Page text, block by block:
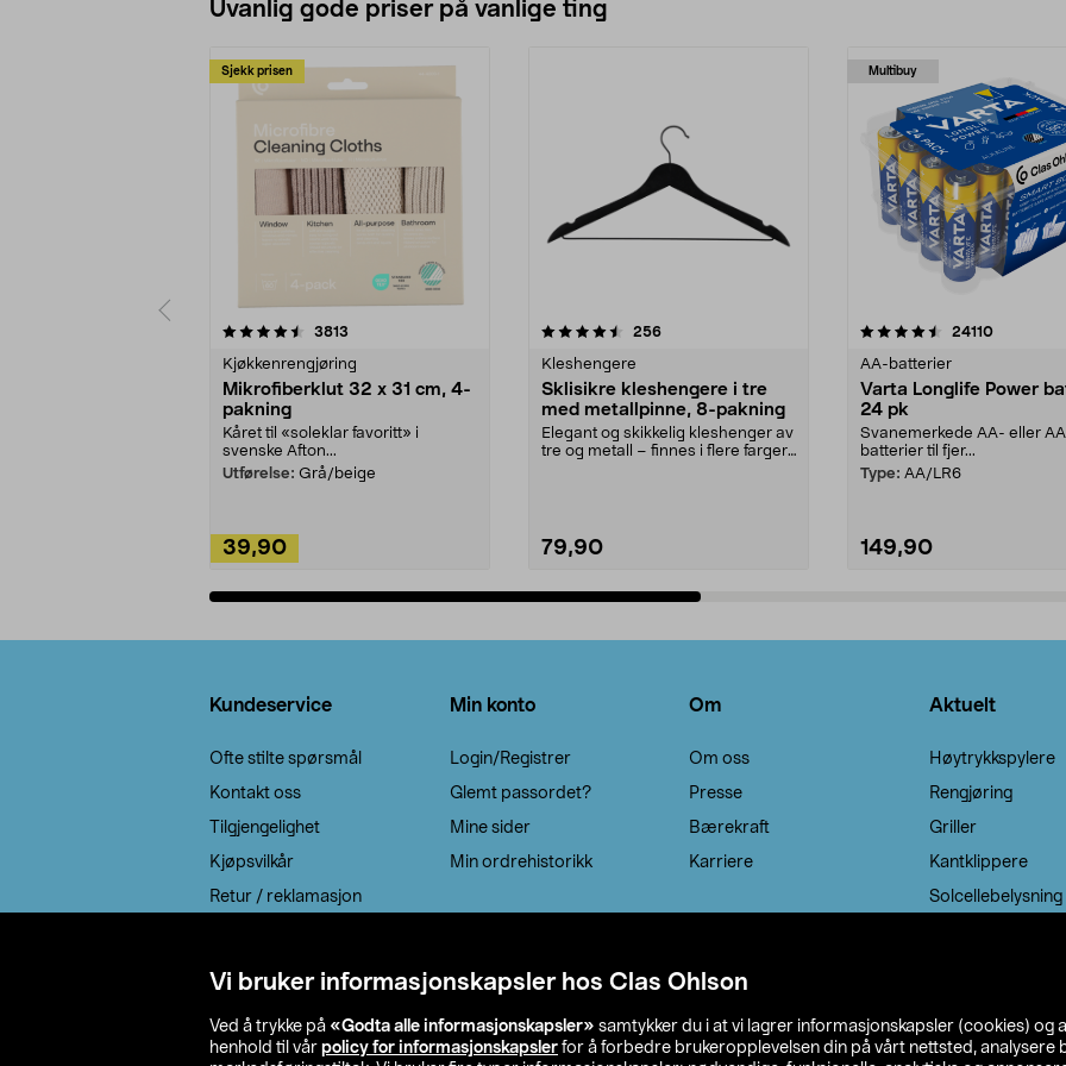
Vi bruker informasjonskapsler hos Clas Ohlson
Ved å trykke på «Godta alle informasjonskapsler» samtykker du i at vi lagrer informasjonskapsler (cookies) og
henhold til vår policy for informasjonskapsler for å forbedre brukeropplevelsen din på vårt nettsted, analysere
Uvanlig gode priser på vanlige ting
Sjekk prisen
3813
Kjøkkenrengjøring
Mikrofiberklut 32 x 31 cm, 4-
pakning
Kåret til «soleklar favoritt» i
svenske Afton...
Utførelse: Grå/beige
39,90
4.5av 5 stjerner 256anmeldelser
Kleshengere
Sklisikre kleshengere i tre
med metallpinne, 8-pakning
Elegant og skikkelig kleshenger av
tre og metall – finnes i flere farger.
79,90
Multibuy
4.5av 5 stjerner 24110
AA-batterier
Varta Longlife Power
24 pk
Svanemerkede AA- eller
batterier til fjer...
Type: AA/LR6
149,90
4.5av 5 stjerner
Kundeservice
Ofte stilte spørsmål
Kontakt oss
Tilgjengelighet
Kjøpsvilkår
Retur / reklamasjon
Min konto
Login/Registrer
Glemt passordet?
Mine sider
Min ordrehistorikk
Om
Om oss
Presse
Bærekraft
Karriere
Aktuelt
Høytrykkspylere
Rengjøring
Griller
Kantklippere
Solcellebelysning